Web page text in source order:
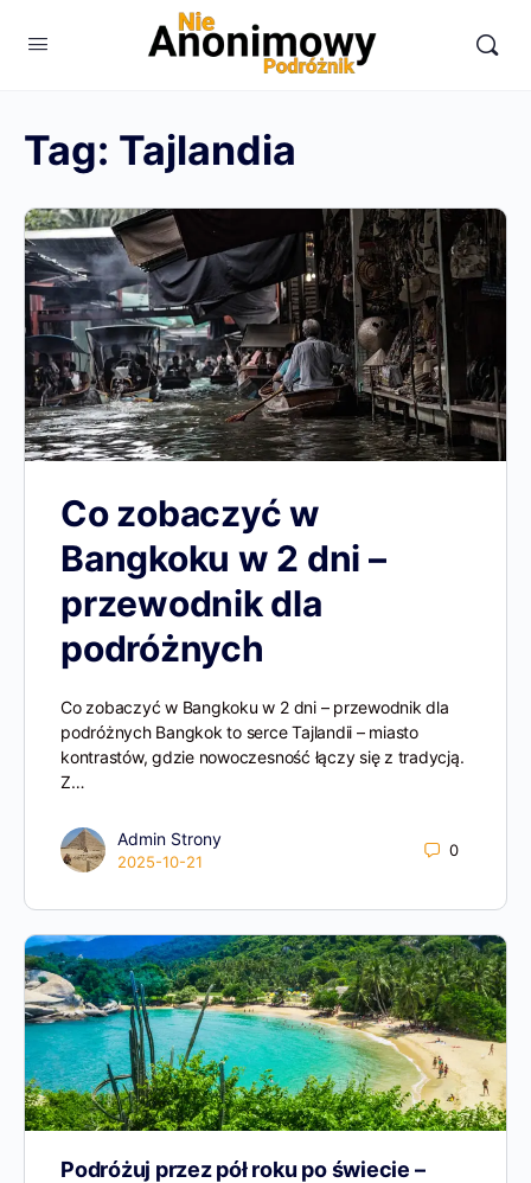
Tag: Tajlandia
Co zobaczyć w
Bangkoku w 2 dni –
przewodnik dla
podróżnych
Co zobaczyć w Bangkoku w 2 dni – przewodnik dla
podróżnych Bangkok to serce Tajlandii – miasto
kontrastów, gdzie nowoczesność łączy się z tradycją.
Z…
Admin Strony
2025-10-21
0
Podróżuj przez pół roku po świecie –